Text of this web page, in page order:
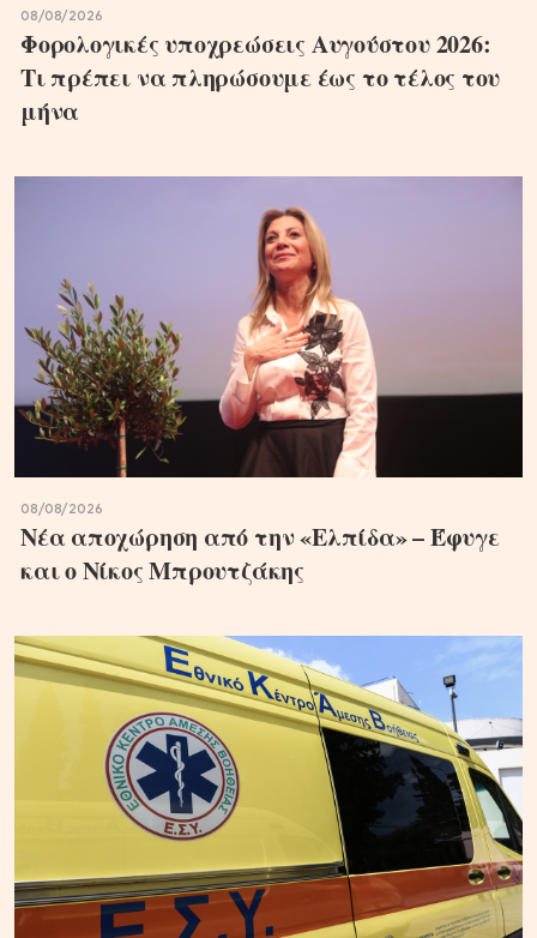
08/08/2026
Φορολογικές υποχρεώσεις Αυγούστου 2026:
Τι πρέπει να πληρώσουμε έως το τέλος του
μήνα
08/08/2026
Νέα αποχώρηση από την «Ελπίδα» – Έφυγε
και ο Νίκος Μπρουτζάκης